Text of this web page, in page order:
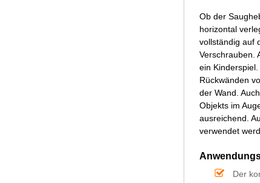
Ob der
horizontal
vollständig auf
Verschrauben.
ein
Rückwänden
der Wand.
Objekts im
ausreichend.
verwendet
Der